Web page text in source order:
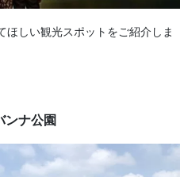
しい観光スポットをご紹介しま
ナ公園